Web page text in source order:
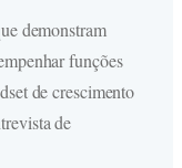
demonstram
funções
de crescimento
de